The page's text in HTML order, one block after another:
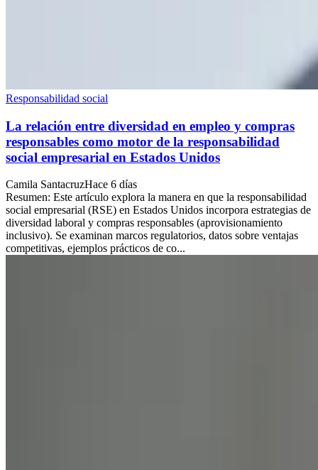
Responsabilidad social
La relación entre diversidad en empleo y compras
responsables como motor de la responsabilidad
social empresarial en Estados Unidos
Camila SantacruzHace 6 días
Resumen: Este artículo explora la manera en que la responsabilidad
social empresarial (RSE) en Estados Unidos incorpora estrategias de
diversidad laboral y compras responsables (aprovisionamiento
inclusivo). Se examinan marcos regulatorios, datos sobre ventajas
competitivas, ejemplos prácticos de co...